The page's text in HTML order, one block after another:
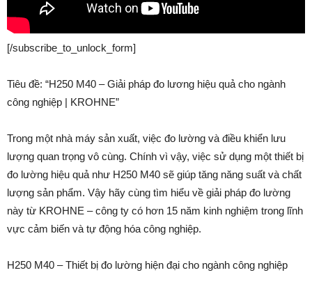
[/subscribe_to_unlock_form]
Tiêu đề: “H250 M40 – Giải pháp đo lương hiệu quả cho ngành
công nghiệp | KROHNE”
Trong một nhà máy sản xuất, việc đo lường và điều khiển lưu
lượng quan trọng vô cùng. Chính vì vậy, việc sử dụng một thiết bị
đo lường hiệu quả như H250 M40 sẽ giúp tăng năng suất và chất
lượng sản phẩm. Vậy hãy cùng tìm hiểu về giải pháp đo lường
này từ KROHNE – công ty có hơn 15 năm kinh nghiệm trong lĩnh
vực cảm biến và tự động hóa công nghiệp.
H250 M40 – Thiết bị đo lường hiện đại cho ngành công nghiệp